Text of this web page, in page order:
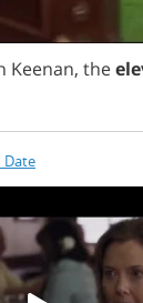
Keenan, the
Date